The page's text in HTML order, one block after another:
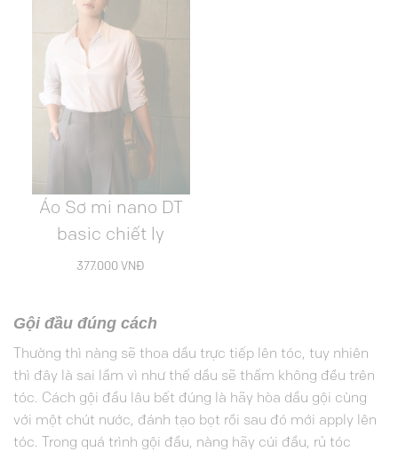
Áo Sơ mi nano DT
basic chiết ly
377.000 VNĐ
Gội đầu đúng cách
Thường thì nàng sẽ thoa dầu trực tiếp lên tóc, tuy nhiên
thì đây là sai lầm vì như thế dầu sẽ thấm không đều trên
tóc. Cách gội đầu lâu bết đúng là hãy hòa dầu gội cùng
với một chút nước, đánh tạo bọt rồi sau đó mới apply lên
tóc. Trong quá trình gội đầu, nàng hãy cúi đầu, rủ tóc